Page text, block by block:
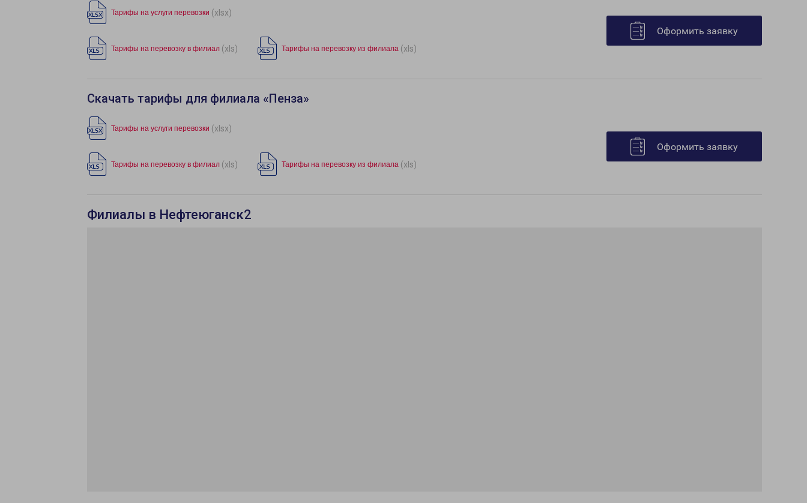
Тарифы на услуги перевозки (xlsx)
Тарифы на перевозку в филиал (xls) Тарифы на перевозку из филиала (xls)
Оформить заявку
Скачать тарифы для филиала «Пенза»
Тарифы на услуги перевозки (xlsx)
Тарифы на перевозку в филиал (xls) Тарифы на перевозку из филиала (xls)
Оформить заявку
Филиалы в Нефтеюганск2